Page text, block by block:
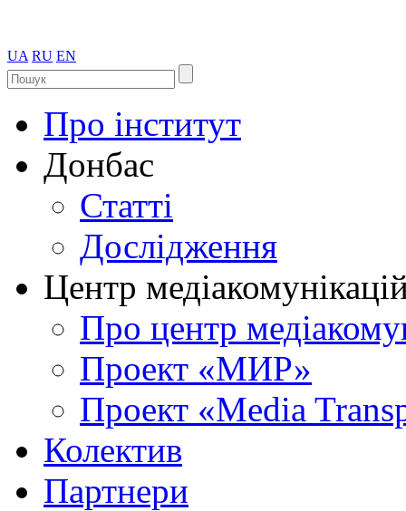
UA RU EN
Про інститут
Донбас
Статті
Дослідження
Центр
Про центр
Проект «МИР»
Проект «Media
Колектив
Партнери